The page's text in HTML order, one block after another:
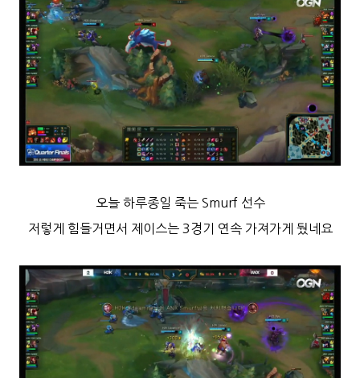
오늘 하루종일 죽는 Smurf 선수
저렇게 힘들거면서 제이스는 3경기 연속 가져가게 뒀네요